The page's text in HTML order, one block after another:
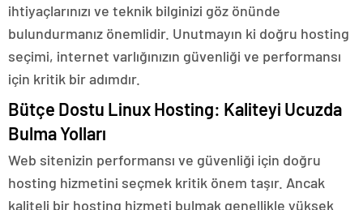
ihtiyaçlarınızı ve teknik bilginizi göz önünde
bulundurmanız önemlidir. Unutmayın ki doğru hosting
seçimi, internet varlığınızın güvenliği ve performansı
için kritik bir adımdır.
Bütçe Dostu Linux Hosting: Kaliteyi Ucuzda
Bulma Yolları
Web sitenizin performansı ve güvenliği için doğru
hosting hizmetini seçmek kritik önem taşır. Ancak
kaliteli bir hosting hizmeti bulmak genellikle yüksek